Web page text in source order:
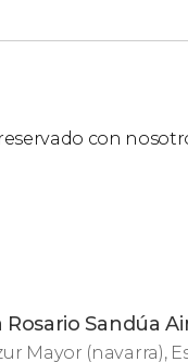
con
Rosario Sandúa
Mayor (navarra),